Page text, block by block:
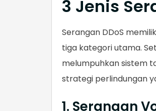
3 Jenis
Serangan DDoS
tiga kategori utama.
melumpuhkan sistem
strategi perlindungan
1. Serangan